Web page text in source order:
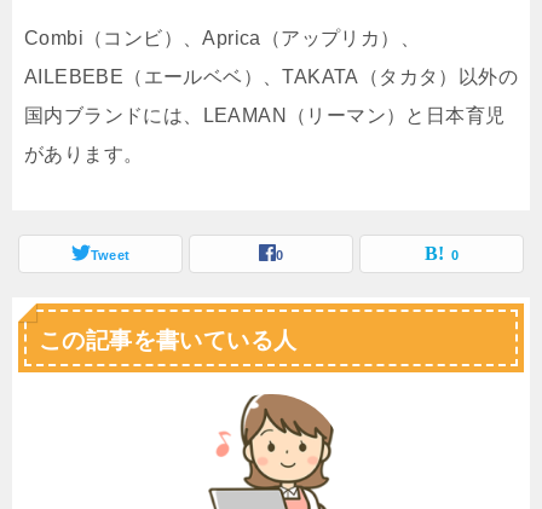
Combi（コンビ）、Aprica（アップリカ）、
AILEBEBE（エールベベ）、TAKATA（タカタ）以外の
国内ブランドには、LEAMAN（リーマン）と日本育児
があります。
Tweet 0 0
この記事を書いている人